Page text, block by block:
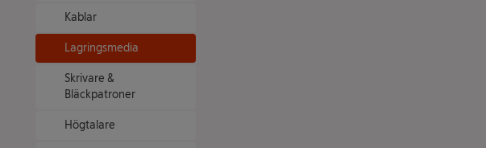
Kablar
Lagringsmedia
Skrivare &
Bläckpatroner
Högtalare